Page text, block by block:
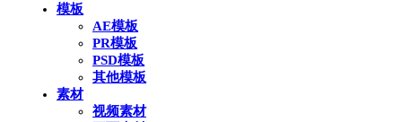
模板
AE模板
PR模板
PSD模板
其他模板
素材
视频素材